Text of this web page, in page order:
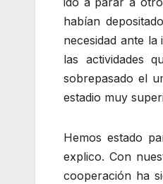
habían
necesidad ante
las actividades
sobrepasado el
estadio muy
Hemos estado
explico. Con
cooperación ha